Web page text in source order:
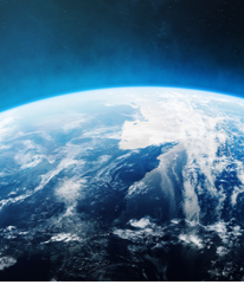
qual se
tal,
seu
ou opor-
qualquer
em “
na